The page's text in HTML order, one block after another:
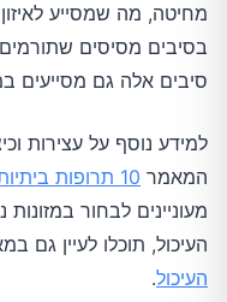
מחיטה, מה שמסייע
בסיבים מסיסים
סיבים אלה גם מסייעים
למידע נוסף על עצירות
המאמר 10 תרופות ביתיות לטיפול מיידי בעצירות
מעוניינים לבחור
העיכול, תוכלו לעיין גם
העיכול.